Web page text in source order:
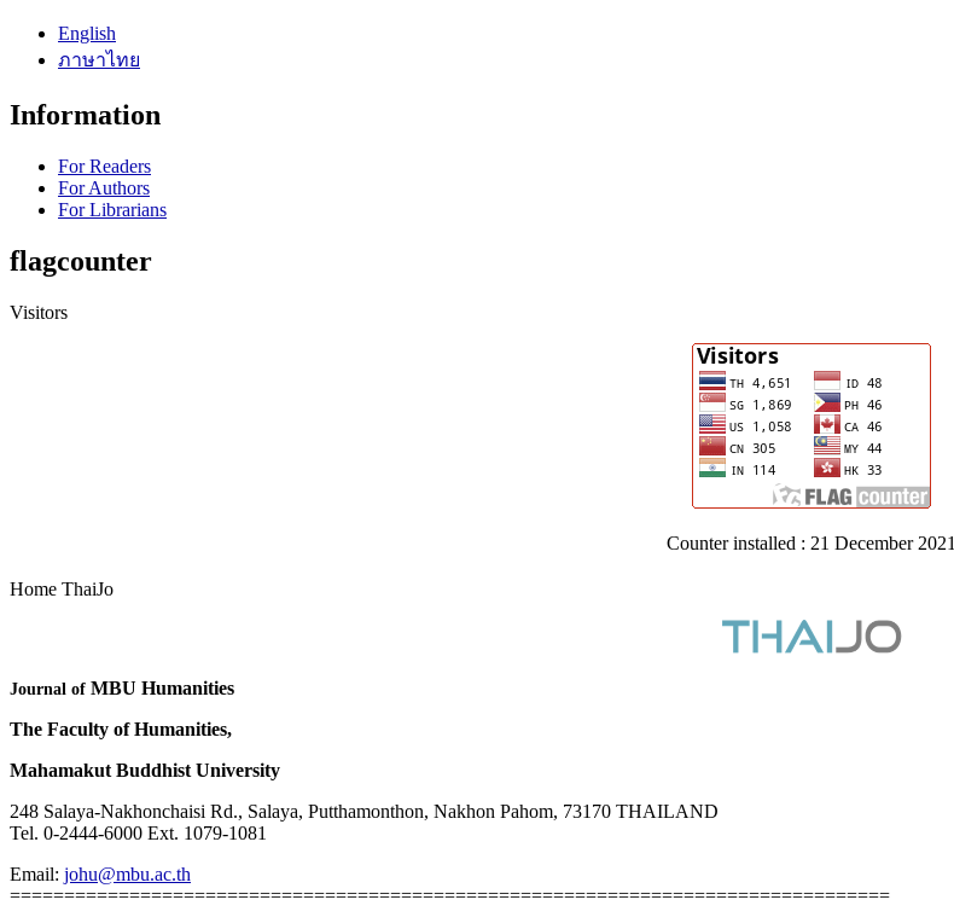
English
ภาษาไทย
Information
For Readers
For Authors
For Librarians
flagcounter
Visitors
Counter installed : 21 December 2021
Home ThaiJo
Journal of MBU Humanities
The Faculty of Humanities,
Mahamakut Buddhist University
248 Salaya-Nakhonchaisi Rd., Salaya, Putthamonthon, Nakhon Pahom, 73170 THAILAND
Tel. 0-2444-6000 Ext. 1079-1081
Email: johu@mbu.ac.th
=================================================================================